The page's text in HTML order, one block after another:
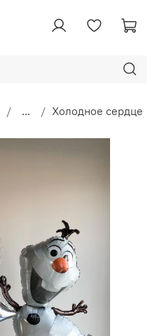
... Холодное сердце